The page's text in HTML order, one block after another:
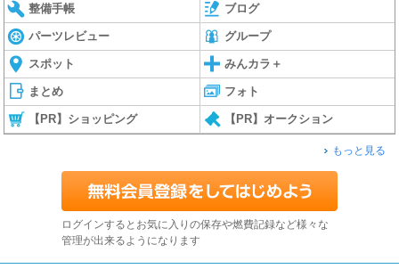
整備手帳 ブログ
パーツレビュー グループ
スポット みんカラ＋
まとめ フォト
【PR】ショッピング 【PR】オークション
もっと見る
ログインするとお気に入りの保存や燃費記録など様々な
管理が出来るようになります